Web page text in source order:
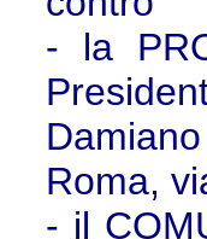
- la
Roma,
- il